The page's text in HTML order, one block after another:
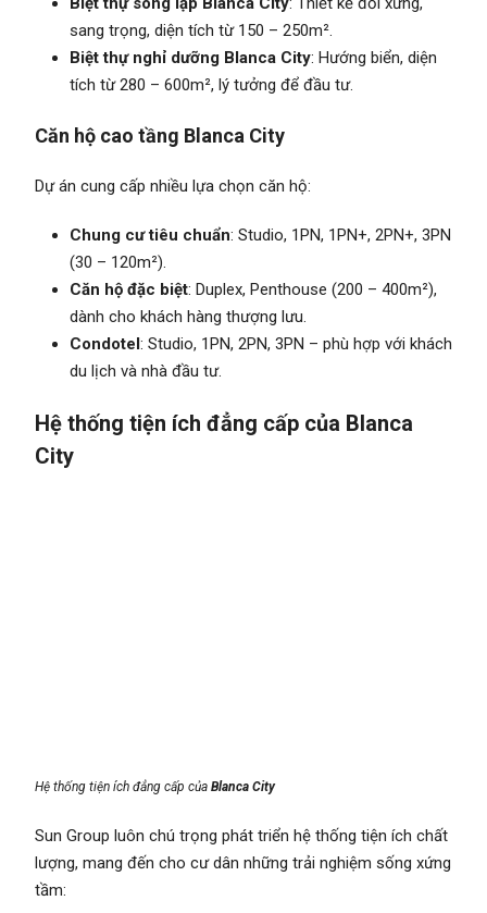
sang trọng, diện tích từ 150 – 250m².
Biệt thự nghỉ dưỡng Blanca City: Hướng biển, diện
tích từ 280 – 600m², lý tưởng để đầu tư.
Căn hộ cao tầng Blanca City
Dự án cung cấp nhiều lựa chọn căn hộ:
Chung cư tiêu chuẩn: Studio, 1PN, 1PN+, 2PN+, 3PN
(30 – 120m²).
Căn hộ đặc biệt: Duplex, Penthouse (200 – 400m²),
dành cho khách hàng thượng lưu.
Condotel: Studio, 1PN, 2PN, 3PN – phù hợp với khách
du lịch và nhà đầu tư.
Hệ thống tiện ích đẳng cấp của Blanca
City
Hệ thống tiện ích đẳng cấp của Blanca City
Sun Group luôn chú trọng phát triển hệ thống tiện ích chất
lượng, mang đến cho cư dân những trải nghiệm sống xứng
tầm: